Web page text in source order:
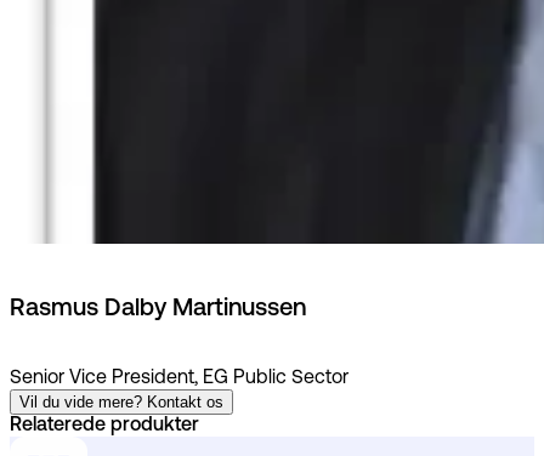
Rasmus Dalby Martinussen
Senior Vice President, EG Public Sector
Vil du vide mere? Kontakt os
Relaterede produkter